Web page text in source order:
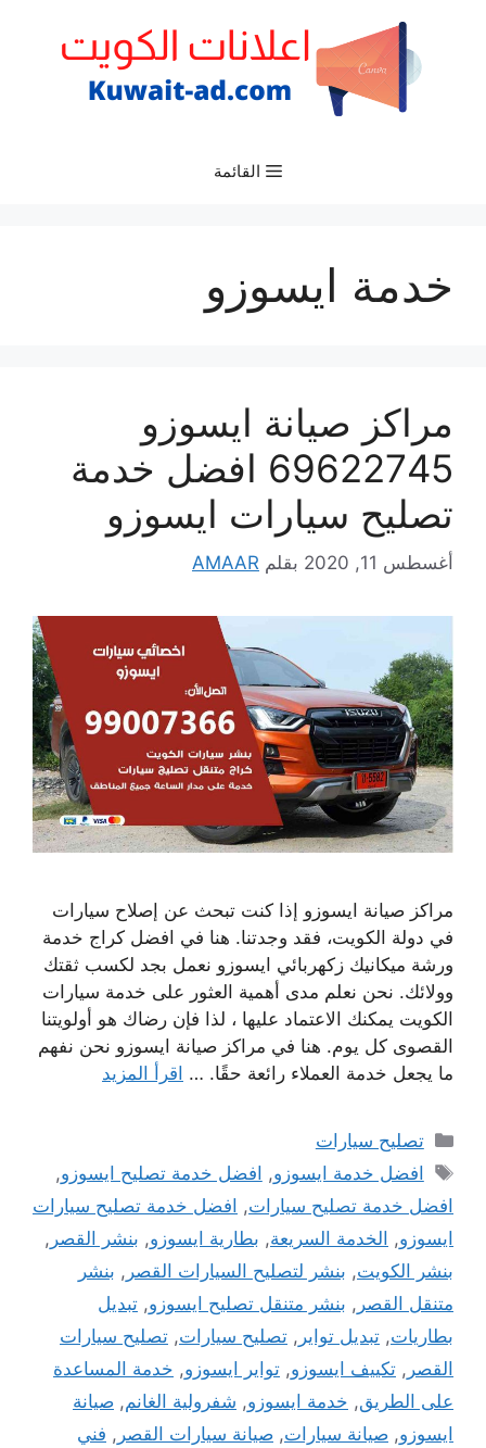
القائمة
خدمة ايسوزو
مراكز صيانة ايسوزو
69622745 افضل خدمة
تصليح سيارات ايسوزو
أغسطس 11, 2020 بقلم AMAAR
مراكز صيانة ايسوزو إذا كنت تبحث عن إصلاح سيارات
في دولة الكويت، فقد وجدتنا. هنا في افضل كراج خدمة
ورشة ميكانيك زكهربائي ايسوزو نعمل بجد لكسب ثقتك
وولائك. نحن نعلم مدى أهمية العثور على خدمة سيارات
الكويت يمكنك الاعتماد عليها ، لذا فإن رضاك ​​هو أولويتنا
القصوى كل يوم. هنا في مراكز صيانة ايسوزو نحن نفهم
ما يجعل خدمة العملاء رائعة حقًا. … اقرأ المزيد
التصنيفات
تصليح سيارات
الوسوم
افضل خدمة ايسوزو, افضل خدمة تصليح ايسوزو,
افضل خدمة تصليح سيارات, افضل خدمة تصليح سيارات
ايسوزو, الخدمة السريعة, بطارية ايسوزو, بنشر القصر ,
بنشر الكويت, بنشر لتصليح السيارات القصر , بنشر
متنقل القصر , بنشر متنقل تصليح ايسوزو, تبديل
بطاريات, تبديل تواير , تصليح سيارات, تصليح سيارات
القصر , تكييف ايسوزو, تواير ايسوزو, خدمة المساعدة
على الطريق, خدمة ايسوزو, شفرولية الغانم, صيانة
ايسوزو, صيانة سيارات, صيانة سيارات القصر , فني